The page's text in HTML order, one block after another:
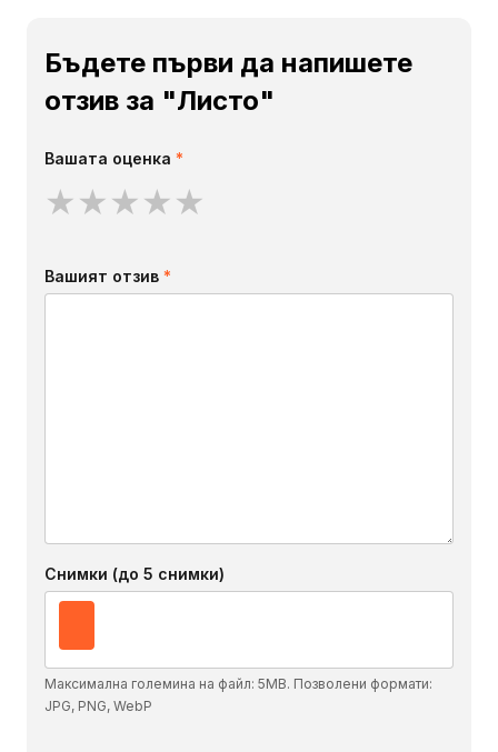
Бъдете първи да напишете
отзив за "Листо"
Вашата оценка *
★★★★★
Вашият отзив *
Снимки (до 5 снимки)
Максимална големина на файл: 5MB. Позволени формати:
JPG, PNG, WebP